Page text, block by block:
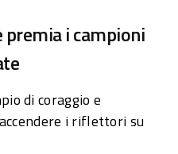
premia i campioni
di coraggio e
i riflettori su